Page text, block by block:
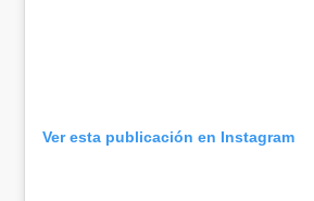
Ver esta publicación en Instagram